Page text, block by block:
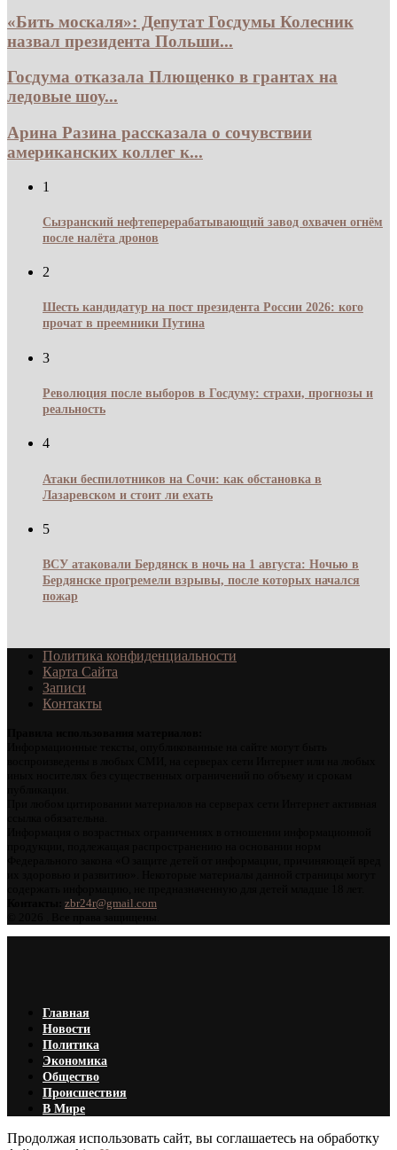
«Бить москаля»: Депутат Госдумы Колесник
назвал президента Польши...
Госдума отказала Плющенко в грантах на
ледовые шоу...
Арина Разина рассказала о сочувствии
американских коллег к...
1
Сызранский нефтеперерабатывающий завод охвачен огнём
после налёта дронов
2
Шесть кандидатур на пост президента России 2026: кого
прочат в преемники Путина
3
Революция после выборов в Госдуму: страхи, прогнозы и
реальность
4
Атаки беспилотников на Сочи: как обстановка в
Лазаревском и стоит ли ехать
5
ВСУ атаковали Бердянск в ночь на 1 августа: Ночью в
Бердянске прогремели взрывы, после которых начался
пожар
Политика конфиденциальности
Карта Сайта
Записи
Контакты
zbr24r@gmail.com
Главная
Новости
Политика
Экономика
Общество
Происшествия
В Мире
Продолжая использовать сайт, вы соглашаетесь на обработку